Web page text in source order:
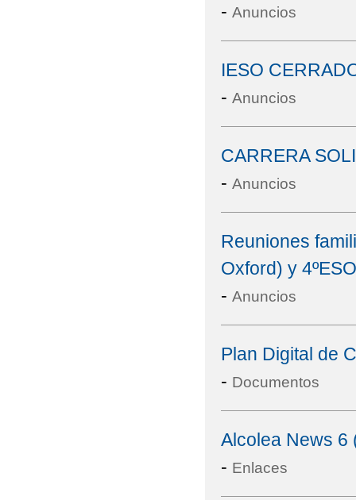
- Anuncios
IESO
- Anuncios
CARRERA
- Anuncios
Reuniones
Oxford) y
- Anuncios
Plan Digital de
- Documentos
Alcolea News 6
- Enlaces